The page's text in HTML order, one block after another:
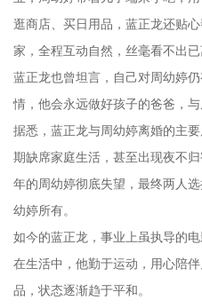
逛商店、买日用品，蓝正龙还贴
家，全程互动自然，丝毫看不出已
蓝正龙也曾坦言，自己对周幼婷
情，他会永远做好孩子的爸爸，与
据悉，蓝正龙与周幼婷离婚的主
期缺席家庭生活，甚至出现夜不
年的周幼婷彻底失望，最终两人
幼婷所有。
如今的蓝正龙，事业上虽执导的
在生活中，他勤于运动，用心陪
品，状态逐渐趋于平和。